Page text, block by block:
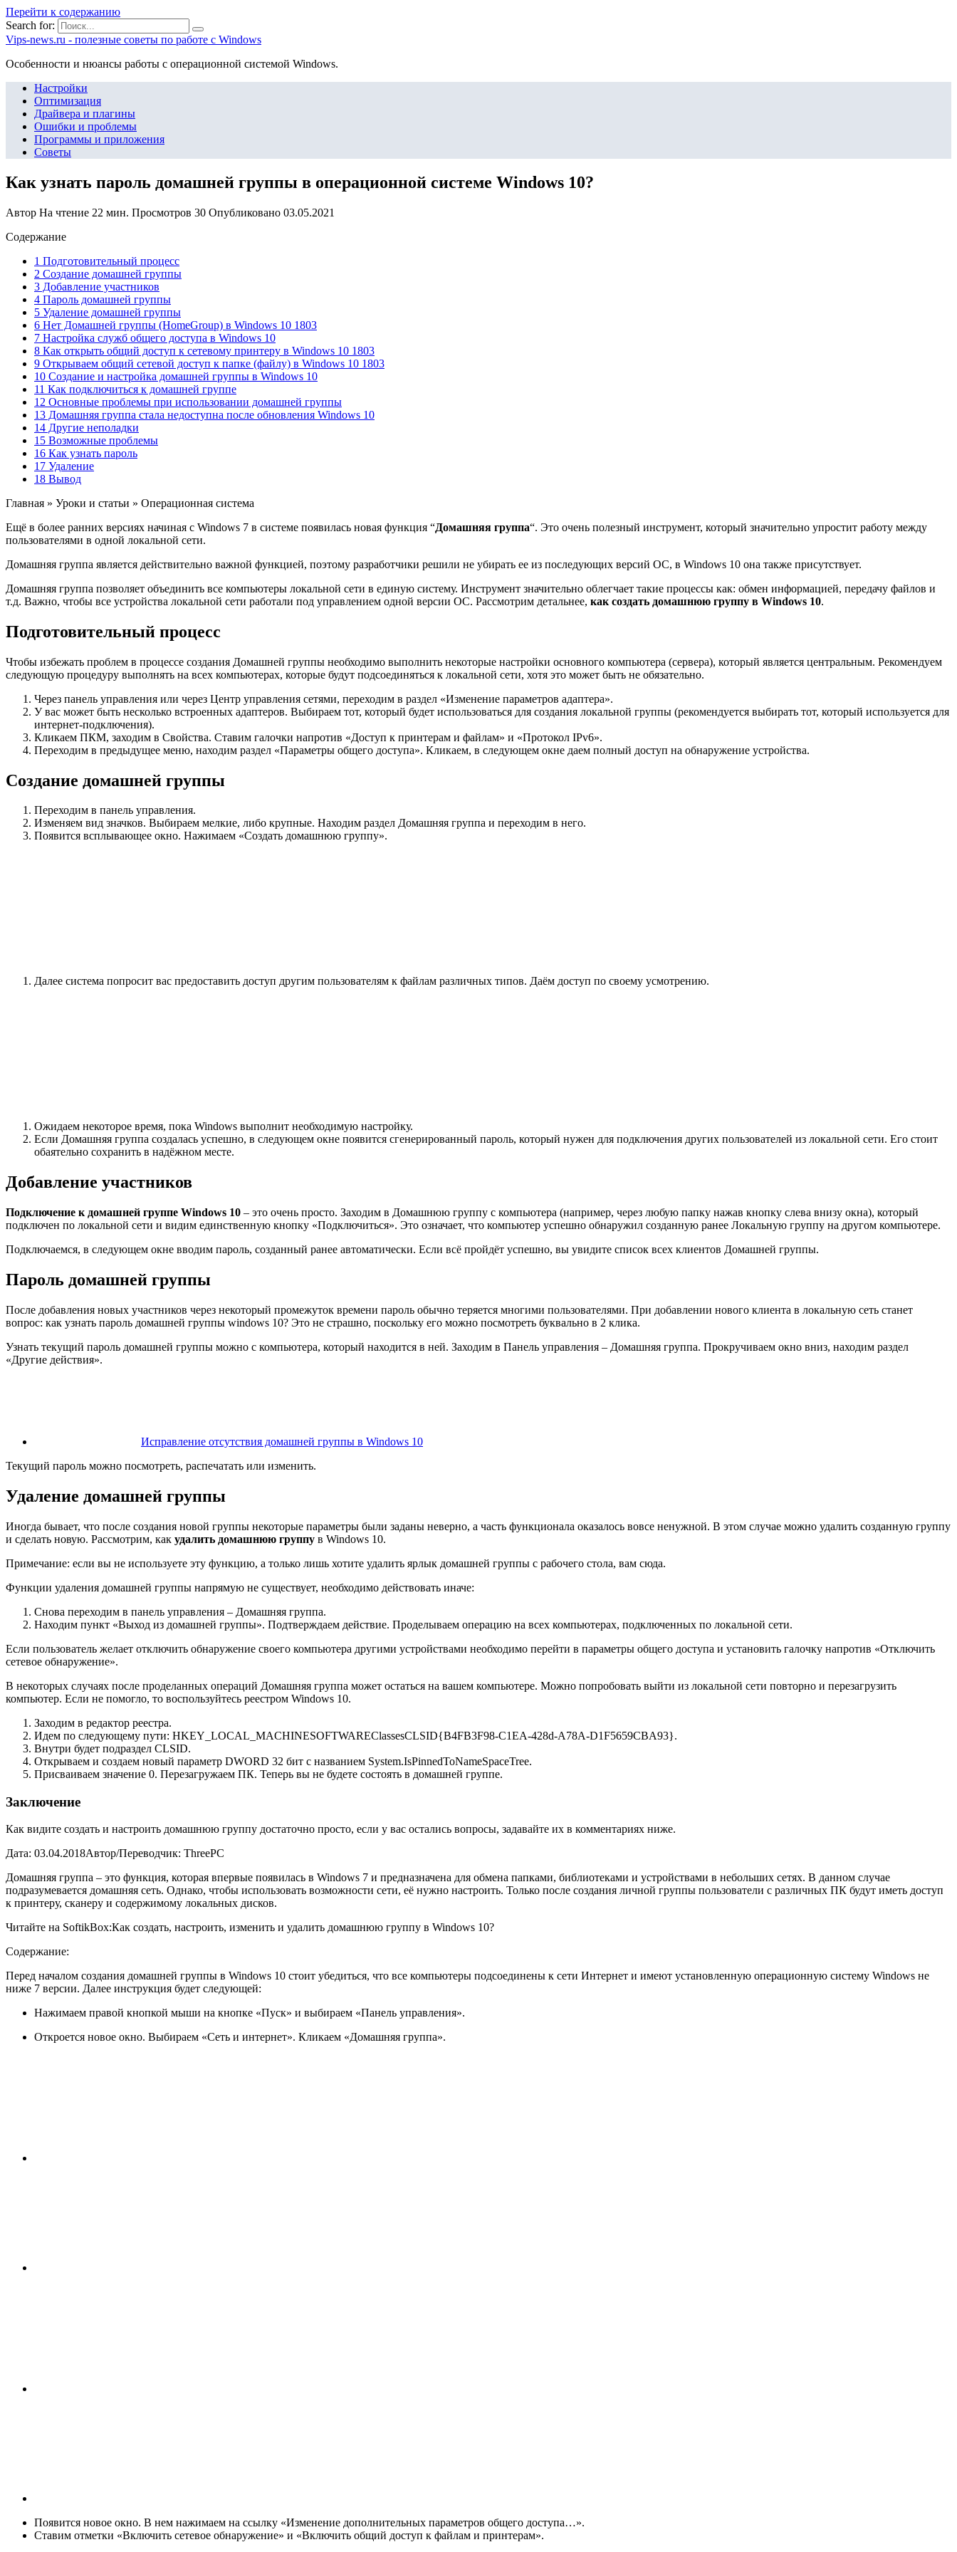
Перейти к содержанию
Search for:
Vips-news.ru - полезные советы по работе с Windows
Особенности и нюансы работы с операционной системой Windows.
Настройки
Оптимизация
Драйвера и плагины
Ошибки и проблемы
Программы и приложения
Советы
Как узнать пароль домашней группы в операционной системе Windows 10?
Автор На чтение 22 мин. Просмотров 30 Опубликовано 03.05.2021
Содержание
1 Подготовительный процесс
2 Создание домашней группы
3 Добавление участников
4 Пароль домашней группы
5 Удаление домашней группы
6 Нет Домашней группы (HomeGroup) в Windows 10 1803
7 Настройка служб общего доступа в Windows 10
8 Как открыть общий доступ к сетевому принтеру в Windows 10 1803
9 Открываем общий сетевой доступ к папке (файлу) в Windows 10 1803
10 Создание и настройка домашней группы в Windows 10
11 Как подключиться к домашней группе
12 Основные проблемы при использовании домашней группы
13 Домашняя группа стала недоступна после обновления Windows 10
14 Другие неполадки
15 Возможные проблемы
16 Как узнать пароль
17 Удаление
18 Вывод
Главная » Уроки и статьи » Операционная система
Ещё в более ранних версиях начиная с Windows 7 в системе появилась новая функция “Домашняя группа“. Это очень полезный инструмент, который значительно упростит работу между
пользователями в одной локальной сети.
Домашняя группа является действительно важной функцией, поэтому разработчики решили не убирать ее из последующих версий ОС, в Windows 10 она также присутствует.
Домашняя группа позволяет объединить все компьютеры локальной сети в единую систему. Инструмент значительно облегчает такие процессы как: обмен информацией, передачу файлов и
т.д. Важно, чтобы все устройства локальной сети работали под управлением одной версии ОС. Рассмотрим детальнее, как создать домашнюю группу в Windows 10.
Подготовительный процесс
Чтобы избежать проблем в процессе создания Домашней группы необходимо выполнить некоторые настройки основного компьютера (сервера), который является центральным. Рекомендуем
следующую процедуру выполнять на всех компьютерах, которые будут подсоединяться к локальной сети, хотя это может быть не обязательно.
Через панель управления или через Центр управления сетями, переходим в раздел «Изменение параметров адаптера».
У вас может быть несколько встроенных адаптеров. Выбираем тот, который будет использоваться для создания локальной группы (рекомендуется выбирать тот, который используется для
интернет-подключения).
Кликаем ПКМ, заходим в Свойства. Ставим галочки напротив «Доступ к принтерам и файлам» и «Протокол IPv6».
Переходим в предыдущее меню, находим раздел «Параметры общего доступа». Кликаем, в следующем окне даем полный доступ на обнаружение устройства.
Создание домашней группы
Переходим в панель управления.
Изменяем вид значков. Выбираем мелкие, либо крупные. Находим раздел Домашняя группа и переходим в него.
Появится всплывающее окно. Нажимаем «Создать домашнюю группу».
Далее система попросит вас предоставить доступ другим пользователям к файлам различных типов. Даём доступ по своему усмотрению.
Ожидаем некоторое время, пока Windows выполнит необходимую настройку.
Если Домашняя группа создалась успешно, в следующем окне появится сгенерированный пароль, который нужен для подключения других пользователей из локальной сети. Его стоит
обаятельно сохранить в надёжном месте.
Добавление участников
Подключение к домашней группе Windows 10 – это очень просто. Заходим в Домашнюю группу с компьютера (например, через любую папку нажав кнопку слева внизу окна), который
подключен по локальной сети и видим единственную кнопку «Подключиться». Это означает, что компьютер успешно обнаружил созданную ранее Локальную группу на другом компьютере.
Подключаемся, в следующем окне вводим пароль, созданный ранее автоматически. Если всё пройдёт успешно, вы увидите список всех клиентов Домашней группы.
Пароль домашней группы
После добавления новых участников через некоторый промежуток времени пароль обычно теряется многими пользователями. При добавлении нового клиента в локальную сеть станет
вопрос: как узнать пароль домашней группы windows 10? Это не страшно, поскольку его можно посмотреть буквально в 2 клика.
Узнать текущий пароль домашней группы можно с компьютера, который находится в ней. Заходим в Панель управления – Домашняя группа. Прокручиваем окно вниз, находим раздел
«Другие действия».
Исправление отсутствия домашней группы в Windows 10
Текущий пароль можно посмотреть, распечатать или изменить.
Удаление домашней группы
Иногда бывает, что после создания новой группы некоторые параметры были заданы неверно, а часть функционала оказалось вовсе ненужной. В этом случае можно удалить созданную группу
и сделать новую. Рассмотрим, как удалить домашнюю группу в Windows 10.
Примечание: если вы не используете эту функцию, а только лишь хотите удалить ярлык домашней группы с рабочего стола, вам сюда.
Функции удаления домашней группы напрямую не существует, необходимо действовать иначе:
Снова переходим в панель управления – Домашняя группа.
Находим пункт «Выход из домашней группы». Подтверждаем действие. Проделываем операцию на всех компьютерах, подключенных по локальной сети.
Если пользователь желает отключить обнаружение своего компьютера другими устройствами необходимо перейти в параметры общего доступа и установить галочку напротив «Отключить
сетевое обнаружение».
В некоторых случаях после проделанных операций Домашняя группа может остаться на вашем компьютере. Можно попробовать выйти из локальной сети повторно и перезагрузить
компьютер. Если не помогло, то воспользуйтесь реестром Windows 10.
Заходим в редактор реестра.
Идем по следующему пути: HKEY_LOCAL_MACHINESOFTWAREClassesCLSID{B4FB3F98-C1EA-428d-A78A-D1F5659CBA93}.
Внутри будет подраздел CLSID.
Открываем и создаем новый параметр DWORD 32 бит с названием System.IsPinnedToNameSpaceTree.
Присваиваем значение 0. Перезагружаем ПК. Теперь вы не будете состоять в домашней группе.
Заключение
Как видите создать и настроить домашнюю группу достаточно просто, если у вас остались вопросы, задавайте их в комментариях ниже.
Дата: 03.04.2018Автор/Переводчик: ThreePC
Домашняя группа – это функция, которая впервые появилась в Windows 7 и предназначена для обмена папками, библиотеками и устройствами в небольших сетях. В данном случае
подразумевается домашняя сеть. Однако, чтобы использовать возможности сети, её нужно настроить. Только после создания личной группы пользователи с различных ПК будут иметь доступ
к принтеру, сканеру и содержимому локальных дисков.
Читайте на SoftikBox:Как создать, настроить, изменить и удалить домашнюю группу в Windows 10?
Содержание:
Перед началом создания домашней группы в Windows 10 стоит убедиться, что все компьютеры подсоединены к сети Интернет и имеют установленную операционную систему Windows не
ниже 7 версии. Далее инструкция будет следующей:
Нажимаем правой кнопкой мыши на кнопке «Пуск» и выбираем «Панель управления».
Откроется новое окно. Выбираем «Сеть и интернет». Кликаем «Домашняя группа».
Появится новое окно. В нем нажимаем на ссылку «Изменение дополнительных параметров общего доступа…».
Ставим отметки «Включить сетевое обнаружение» и «Включить общий доступ к файлам и принтерам».